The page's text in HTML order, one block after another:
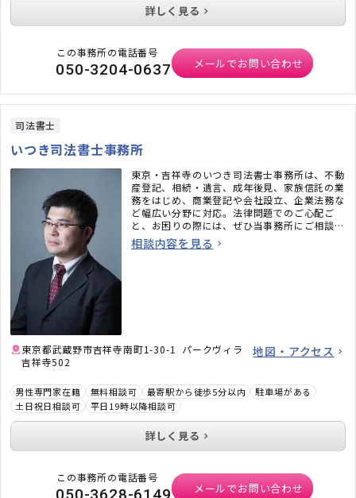
詳しく見る
この事務所の電話番号
050-3204-0637 メールでお問い合わせ
司法書士
いつき司法書士事務所
東京・吉祥寺のいつき司法書士事務所は、不動
産登記、相続・遺言、成年後見、家族信託の業
務をはじめ、商業登記や会社設立、企業法務な
ど幅広い分野に対応。法律問題でのご心配ご
と、お困りの際には、ぜひ当事務所にご相談く
ださい。
相談内容を見る
東京都武蔵野市吉祥寺南町1-30-1 パークヴィラ
吉祥寺502
地図・アクセス
男性専門家在籍 無料相談可 最寄駅から徒歩5分以内
駐車場がある
土日祝日相談可
平日19時以降相談可
詳しく見る
この事務所の電話番号
050-3628-6149 メールでお問い合わせ